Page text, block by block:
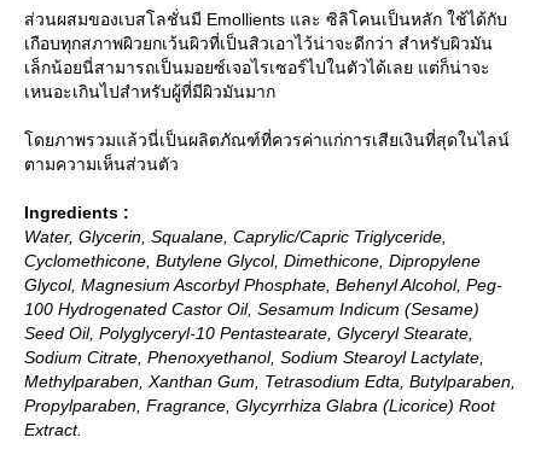
ส่วนผสมของเบสโลชั่นมี Emollients และ ซิลิโคนเป็นหลัก ใช้ได้กับ
เกือบทุกสภาพผิวยกเว้นผิวที่เป็นสิวเอาไว้น่าจะดีกว่า สำหรับผิวมัน
เล็กน้อยนี่สามารถเป็นมอยซ์เจอไรเซอร์ไปในตัวได้เลย แต่ก็น่าจะ
เหนอะเกินไปสำหรับผู้ที่มีผิวมันมาก
ดยภาพรวมแล้วนี่เป็นผลิตภัณฑ์ที่ควรค่าแก่การเสียเงินที่สุดในไลน์
ตามความเห็นส่วนตัว
Ingredients :
Water, Glycerin, Squalane, Caprylic/Capric Triglyceride,
Cyclomethicone, Butylene Glycol, Dimethicone, Dipropylene
Glycol, Magnesium Ascorbyl Phosphate, Behenyl Alcohol, Peg-
100 Hydrogenated Castor Oil, Sesamum Indicum (Sesame)
Seed Oil, Polyglyceryl-10 Pentastearate, Glyceryl Stearate,
Sodium Citrate, Phenoxyethanol, Sodium Stearoyl Lactylate,
Methylparaben, Xanthan Gum, Tetrasodium Edta, Butylparaben,
Propylparaben, Fragrance, Glycyrrhiza Glabra (Licorice) Root
Extract.